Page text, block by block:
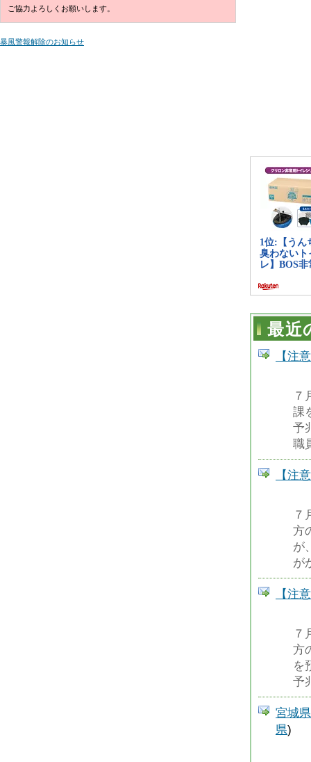
最近
【注
７
課
予
職
【注
７
方
が
が
【注
７
方
を
予
宮城
県)
ご協力よろしくお願いします。
暴風警報解除のお知らせ